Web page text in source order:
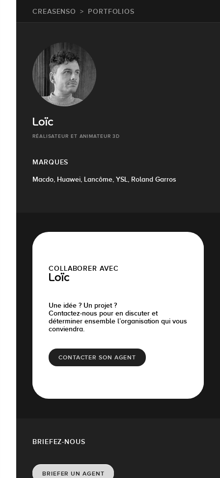
CREASENSO PORTFOLIOS
Loïc
RÉALISATEUR ET ANIMATEUR 3D
MARQUES
Macdo, Huawei, Lancôme, YSL, Roland Garros
COLLABORER AVEC
Loïc
Une idée ? Un projet ?
Contactez-nous pour en discuter et
déterminer ensemble l’organisation qui vous
conviendra.
CONTACTER SON AGENT
BRIEFEZ-NOUS
BRIEFER UN AGENT